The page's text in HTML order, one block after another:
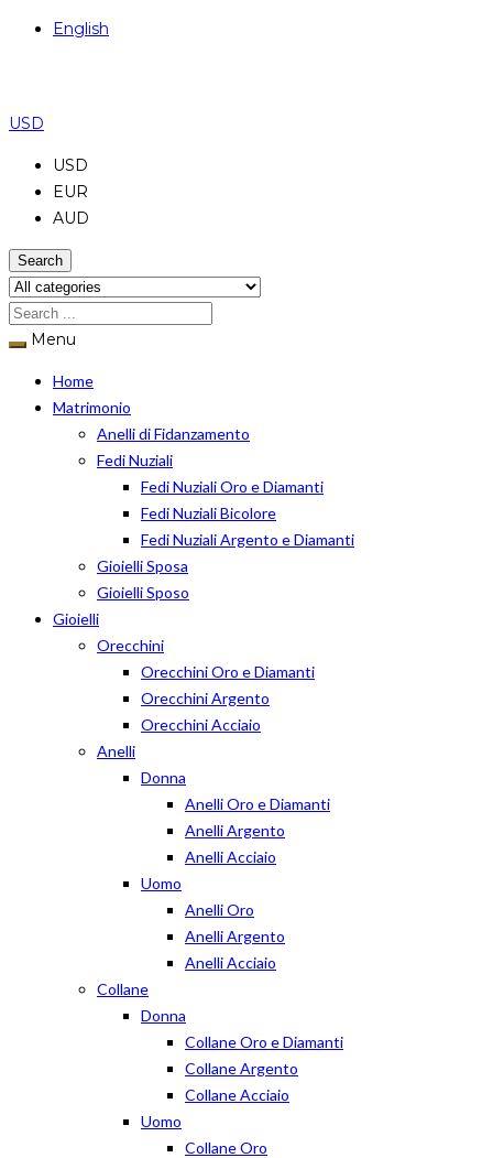
English
USD
USD
EUR
AUD
Search
Menu
Home
Matrimonio
Anelli di Fidanzamento
Fedi Nuziali
Fedi Nuziali Oro e Diamanti
Fedi Nuziali Bicolore
Fedi Nuziali Argento e Diamanti
Gioielli Sposa
Gioielli Sposo
Gioielli
Orecchini
Orecchini Oro e Diamanti
Orecchini Argento
Orecchini Acciaio
Anelli
Donna
Anelli Oro e Diamanti
Anelli Argento
Anelli Acciaio
Uomo
Anelli Oro
Anelli Argento
Anelli Acciaio
Collane
Donna
Collane Oro e Diamanti
Collane Argento
Collane Acciaio
Uomo
Collane Oro